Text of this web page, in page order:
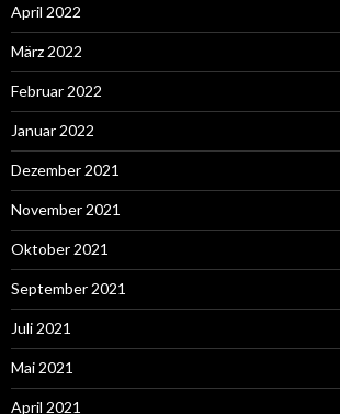
April 2022
März 2022
Februar 2022
Januar 2022
Dezember 2021
November 2021
Oktober 2021
September 2021
Juli 2021
Mai 2021
April 2021